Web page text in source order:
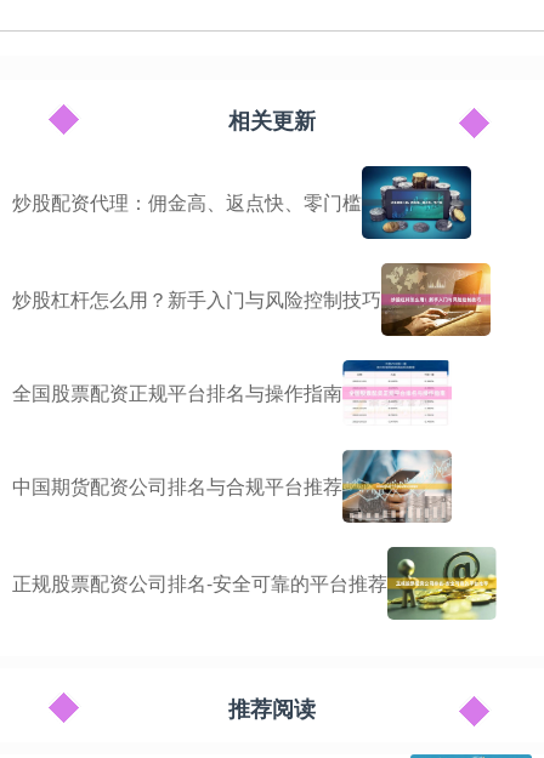
相关更新
炒股配资代理：佣金高、返点快、零门槛
炒股杠杆怎么用？新手入门与风险控制技巧
全国股票配资正规平台排名与操作指南
中国期货配资公司排名与合规平台推荐
正规股票配资公司排名-安全可靠的平台推荐
推荐阅读